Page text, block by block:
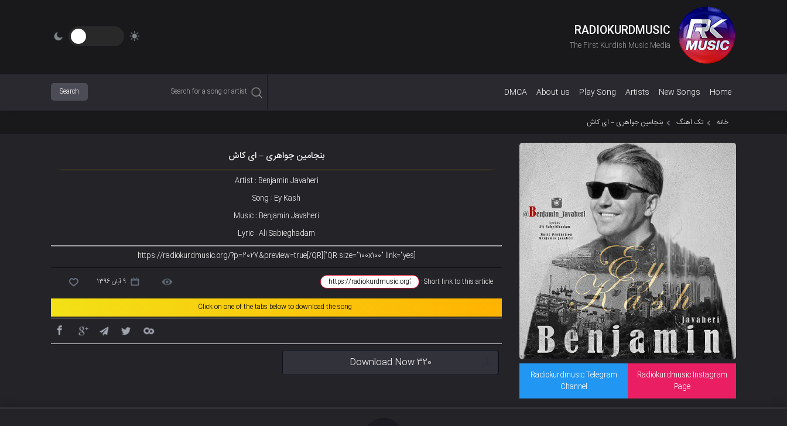
RADIOKURDMUSIC
The First Kurdish Music Media
Home
New Songs
Artists
Play Song
About us
DMCA
خانه تک آهنگ بنجامین جواهری – ای کاش
Radiokurdmusic Instagram
Page
Radiokurdmusic Telegram
Channel
بنجامین جواهری – ای کاش
Artist : Benjamin Javaheri
Song : Ey Kash
Music : Benjamin Javaheri
Lyric : Ali Sabieghadam
[QR size="100x100" link="yes"]https://radiokurdmusic.org/?p=2027&preview=true[/QR]
Short link to this article : 9 آبان 1396
Click on one of the tabs below to download the song
Download Now 320